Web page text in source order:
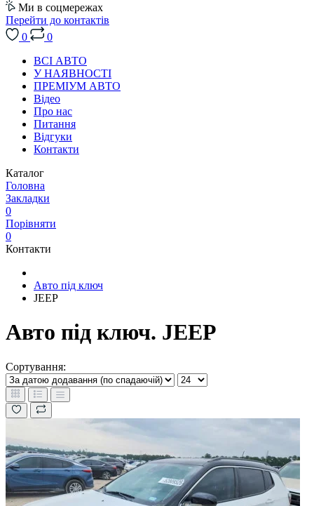
Ми в соцмережах
Перейти до контактів
0
0
ВСІ АВТО
У НАЯВНОСТІ
ПРЕМІУМ АВТО
Відео
Про нас
Питання
Відгуки
Контакти
Каталог
Головна
Закладки
0
Порівняти
0
Контакти
Авто під ключ
JEEP
Авто під ключ. JEEP
Сортування: